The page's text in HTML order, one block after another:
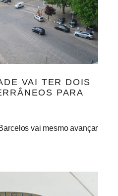
VAI TER DOIS
PARA
vai mesmo avançar